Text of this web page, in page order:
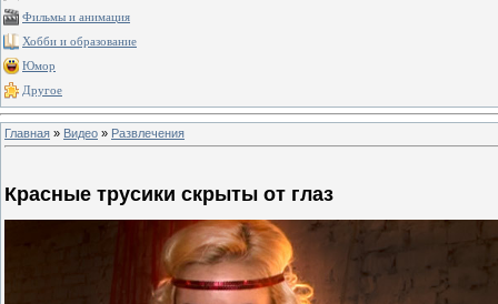
Фильмы и анимация
Хобби и образование
Юмор
Другое
Главная » Видео » Развлечения
Красные трусики скрыты от глаз